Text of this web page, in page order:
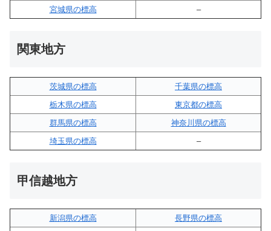
宮城県の標高
–
関東地方
茨城県の標高
千葉県の標高
栃木県の標高
東京都の標高
群馬県の標高
神奈川県の標高
埼玉県の標高
–
甲信越地方
新潟県の標高
長野県の標高